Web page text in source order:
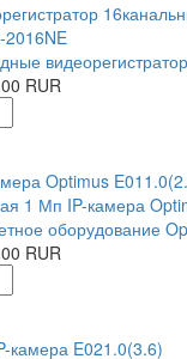
2016NE
RUR
1 Мп IP-камера
оборудование
RUR